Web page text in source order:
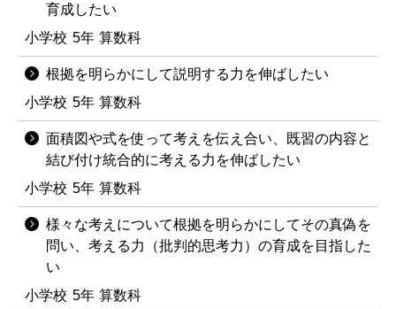
育成したい
小学校 5年 算数科
根拠を明らかにして説明する力を伸ばしたい
小学校 5年 算数科
面積図や式を使って考えを伝え合い、既習の内容と
結び付け統合的に考える力を伸ばしたい
小学校 5年 算数科
様々な考えについて根拠を明らかにしてその真偽を
問い、考える力（批判的思考力）の育成を目指した
い
小学校 5年 算数科